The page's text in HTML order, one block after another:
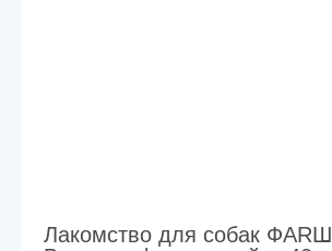
Лакомство для собак ФАRШ